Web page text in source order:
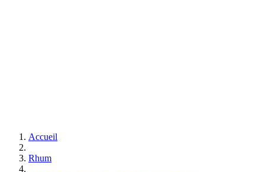
Accueil
Rhum